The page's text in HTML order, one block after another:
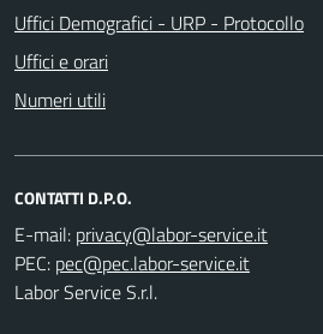
Uffici Demografici - URP - Protocollo
Uffici e orari
Numeri utili
CONTATTI D.P.O.
E-mail:
PEC:
Labor Service S.r.l.